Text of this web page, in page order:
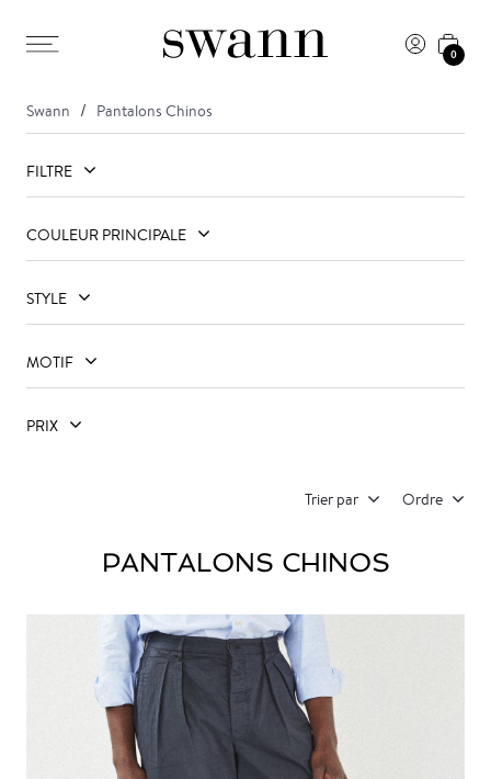
0
Swann Pantalons Chinos
FILTRE
COULEUR PRINCIPALE
STYLE
MOTIF
PRIX
Trier par Ordre
PANTALONS CHINOS